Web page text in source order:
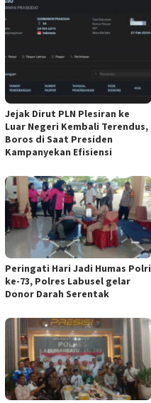
Jejak Dirut PLN Plesiran ke
Luar Negeri Kembali Terendus,
Boros di Saat Presiden
Kampanyekan Efisiensi
Peringati Hari Jadi Humas Polri
ke-73, Polres Labusel gelar
Donor Darah Serentak